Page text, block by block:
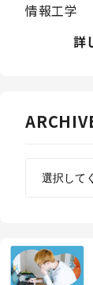
情報工学
詳